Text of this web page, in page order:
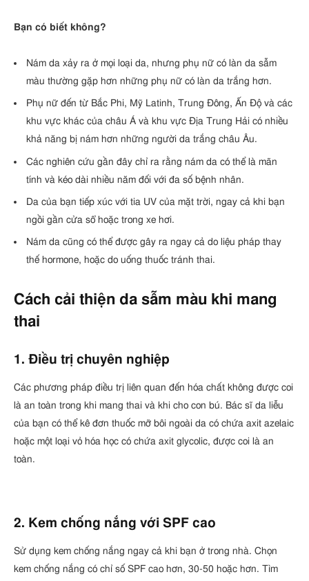
Bạn có biết không?
Nám da xảy ra ở mọi loại da, nhưng phụ nữ có làn da sẫm
màu thường gặp hơn những phụ nữ có làn da trắng hơn.
Phụ nữ đến từ Bắc Phi, Mỹ Latinh, Trung Đông, Ấn Độ và các
khu vực khác của châu Á và khu vực Địa Trung Hải có nhiều
khả năng bị nám hơn những người da trắng châu Âu.
Các nghiên cứu gần đây chỉ ra rằng nám da có thể là mãn
tính và kéo dài nhiều năm đối với đa số bệnh nhân.
Da của bạn tiếp xúc với tia UV của mặt trời, ngay cả khi bạn
ngồi gần cửa sổ hoặc trong xe hơi.
Nám da cũng có thể được gây ra ngay cả do liệu pháp thay
thế hormone, hoặc do uống thuốc tránh thai.
Cách cải thiện da sẫm màu khi mang
thai
1. Điều trị chuyên nghiệp
Các phương pháp điều trị liên quan đến hóa chất không được coi
là an toàn trong khi mang thai và khi cho con bú. Bác sĩ da liễu
của bạn có thể kê đơn thuốc mỡ bôi ngoài da có chứa axit azelaic
hoặc một loại vỏ hóa học có chứa axit glycolic, được coi là an
toàn.
2. Kem chống nắng với SPF cao
Sử dụng kem chống nắng ngay cả khi bạn ở trong nhà. Chọn
kem chống nắng có chỉ số SPF cao hơn, 30-50 hoặc hơn. Tìm